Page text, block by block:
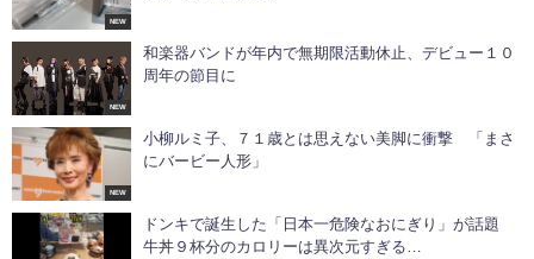
NEW
NEW
和楽器バンドが年内で無期限活動休止、デビュー１０
周年の節目に
NEW
小柳ルミ子、７１歳とは思えない美脚に衝撃 「まさ
にバービー人形」
ドンキで誕生した「日本一危険なおにぎり」が話題
牛丼９杯分のカロリーは異次元すぎる…